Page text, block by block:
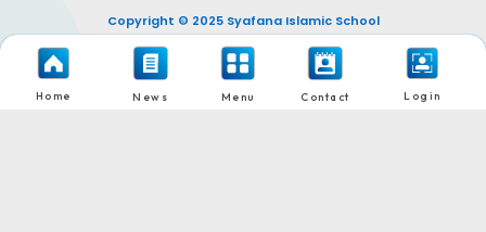
Copyright © 2025 Syafana Islamic School
Home News Menu Contact Login